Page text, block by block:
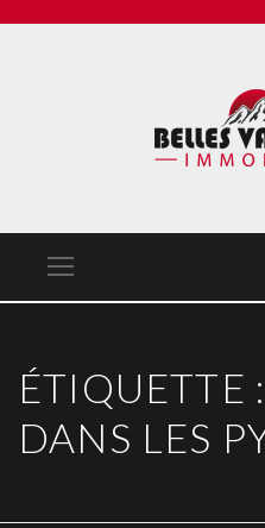
ÉTIQUETTE
DANS LES